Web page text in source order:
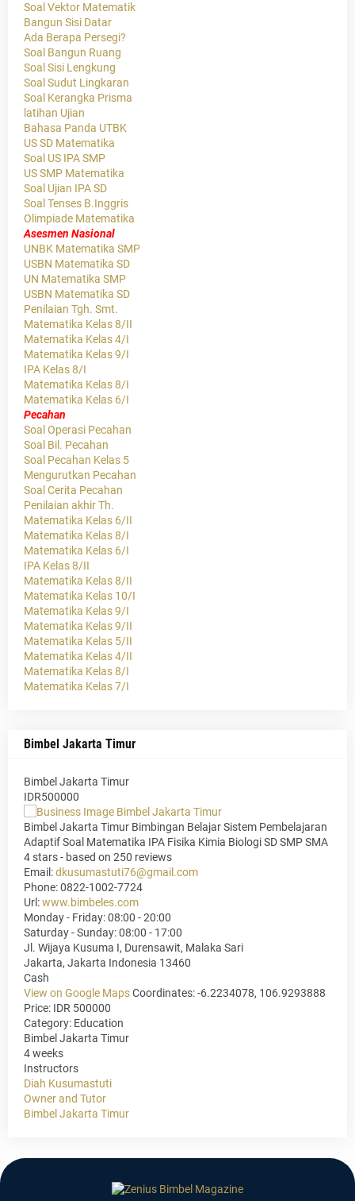
Soal Vektor Matematik
Bangun Sisi Datar
Ada Berapa Persegi?
Soal Bangun Ruang
Soal Sisi Lengkung
Soal Sudut Lingkaran
Soal Kerangka Prisma
latihan Ujian
Bahasa Panda UTBK
US SD Matematika
Soal US IPA SMP
US SMP Matematika
Soal Ujian IPA SD
Soal Tenses B.Inggris
Olimpiade Matematika
Asesmen Nasional
UNBK Matematika SMP
USBN Matematika SD
UN Matematika SMP
USBN Matematika SD
Penilaian Tgh. Smt.
Matematika Kelas 8/II
Matematika Kelas 4/I
Matematika Kelas 9/I
IPA Kelas 8/I
Matematika Kelas 8/I
Matematika Kelas 6/I
Pecahan
Soal Operasi Pecahan
Soal Bil. Pecahan
Soal Pecahan Kelas 5
Mengurutkan Pecahan
Soal Cerita Pecahan
Penilaian akhir Th.
Matematika Kelas 6/II
Matematika Kelas 8/I
Matematika Kelas 6/I
IPA Kelas 8/II
Matematika Kelas 8/II
Matematika Kelas 10/I
Matematika Kelas 9/I
Matematika Kelas 9/II
Matematika Kelas 5/II
Matematika Kelas 4/II
Matematika Kelas 8/I
Matematika Kelas 7/I
Bimbel Jakarta Timur
Bimbel Jakarta Timur
IDR500000
Bimbel Jakarta Timur Bimbingan Belajar Sistem Pembelajaran
Adaptif Soal Matematika IPA Fisika Kimia Biologi SD SMP SMA
4 stars - based on 250 reviews
Email:dkusumastuti76@gmail.com
Phone:0822-1002-7724
Url:www.bimbeles.com
Monday - Friday: 08:00 - 20:00
Saturday - Sunday: 08:00 - 17:00
Jl. Wijaya Kusuma I, Durensawit, Malaka Sari
Jakarta, Jakarta Indonesia 13460
Cash
View on Google MapsCoordinates: -6.2234078, 106.9293888
Price: IDR 500000
Category: Education
Bimbel Jakarta Timur
4 weeks
Instructors
Diah Kusumastuti
Owner and Tutor
Bimbel Jakarta Timur